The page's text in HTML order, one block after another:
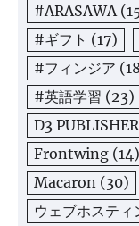
#ARASAWA
#ギフト (17)
#フィンジア
#英語学習 (23)
D3 PUBLISHER
Frontwing (14)
Macaron (30)
ウェブホスティ